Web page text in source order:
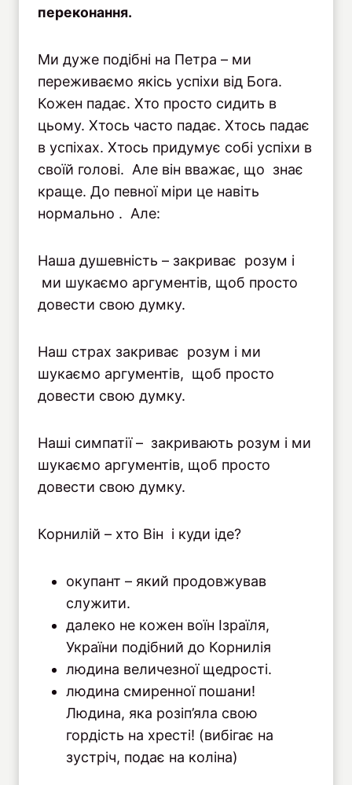
переконання.
Ми дуже подібні на Петра – ми
переживаємо якісь успіхи від Бога.
Кожен падає. Хто просто сидить в
цьому. Хтось часто падає. Хтось падає
в успіхах. Хтось придумує собі успіхи в
своїй голові. Але він вважає, що знає
краще. До певної міри це навіть
нормально . Але:
Наша душевність – закриває розум і
ми шукаємо аргументів, щоб просто
довести свою думку.
Наш страх закриває розум і ми
шукаємо аргументів, щоб просто
довести свою думку.
Наші симпатії – закривають розум і ми
шукаємо аргументів, щоб просто
довести свою думку.
Корнилій – хто Він і куди іде?
окупант – який продовжував
служити.
далеко не кожен воїн Ізраїля,
України подібний до Корнилія
людина величезної щедрості.
людина смиренної пошани!
Людина, яка розіп’яла свою
гордість на хресті! (вибігає на
зустріч, подає на коліна)